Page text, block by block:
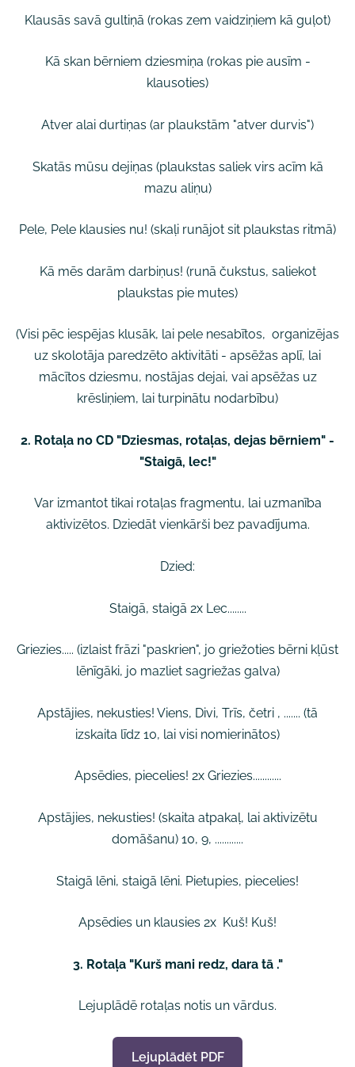
Klausās savā gultiņā (rokas zem vaidziņiem kā guļot)
Kā skan bērniem dziesmiņa (rokas pie ausīm -
klausoties)
Atver alai durtiņas (ar plaukstām "atver durvis")
Skatās mūsu dejiņas (plaukstas saliek virs acīm kā
mazu aliņu)
Pele, Pele klausies nu! (skaļi runājot sit plaukstas ritmā)
Kā mēs darām darbiņus! (runā čukstus, saliekot
plaukstas pie mutes)
(Visi pēc iespējas klusāk, lai pele nesabītos, organizējas
uz skolotāja paredzēto aktivitāti - apsēžas aplī, lai
mācītos dziesmu, nostājas dejai, vai apsēžas uz
krēsliņiem, lai turpinātu nodarbību)
2. Rotaļa no CD "Dziesmas, rotaļas, dejas bērniem" -
"Staigā, lec!"
Var izmantot tikai rotaļas fragmentu, lai uzmanība
aktivizētos. Dziedāt vienkārši bez pavadījuma.
Dzied:
Staigā, staigā 2x Lec........
Griezies..... (izlaist frāzi "paskrien", jo griežoties bērni kļūst
lēnīgāki, jo mazliet sagriežas galva)
Apstājies, nekusties! Viens, Divi, Trīs, četri , ....... (tā
izskaita līdz 10, lai visi nomierinātos)
Apsēdies, piecelies! 2x Griezies............
Apstājies, nekusties! (skaita atpakaļ, lai aktivizētu
domāšanu) 10, 9, ............
Staigā lēni, staigā lēni. Pietupies, piecelies!
Apsēdies un klausies 2x Kuš! Kuš!
3. Rotaļa "Kurš mani redz, dara tā ."
Lejuplādē rotaļas notis un vārdus.
Lejuplādēt PDF